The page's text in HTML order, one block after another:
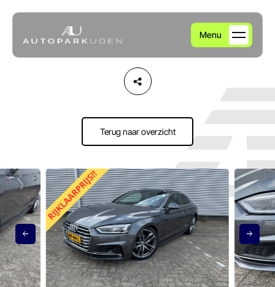
Menu
Aanbod
Over ons
Verkocht
Contact
Terug naar overzicht